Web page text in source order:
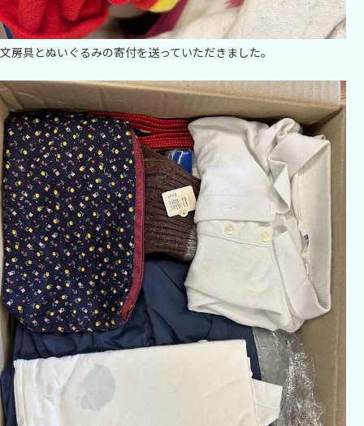
文房具とぬいぐるみの寄付を送っていただきました。